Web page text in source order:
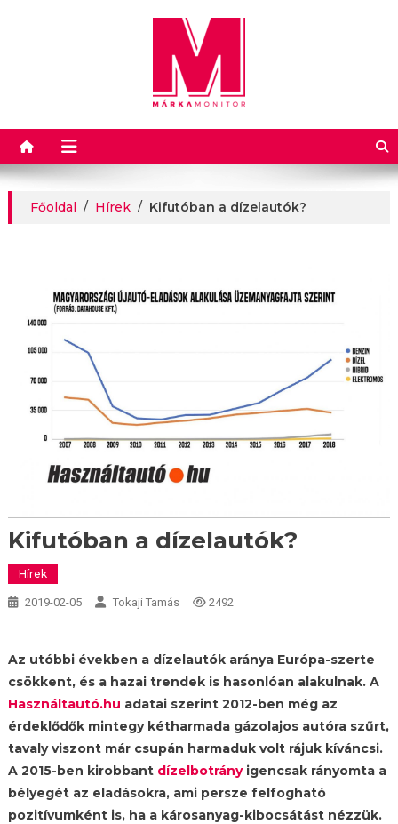
Márkamonitor
Főoldal / Hírek / Kifutóban a dízelautók?
Kifutóban a dízelautók?
Hírek
2019-02-05 Tokaji Tamás 2492
Az utóbbi években a dízelautók aránya Európa-szerte
csökkent, és a hazai trendek is hasonlóan alakulnak. A
Használtautó.hu adatai szerint 2012-ben még az
érdeklődők mintegy kétharmada gázolajos autóra szűrt,
tavaly viszont már csupán harmaduk volt rájuk kíváncsi.
A 2015-ben kirobbant dízelbotrányigencsak rányomta a
bélyegét az eladásokra, ami persze felfogható
pozitívumként is, ha a károsanyag-kibocsátást nézzük.